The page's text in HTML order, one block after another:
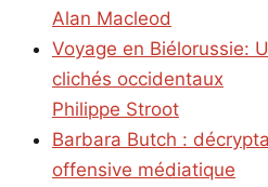
Alan Macleod
Voyage en Biélorussie:
clichés occidentaux
Philippe Stroot
Barbara Butch :
offensive médiatique